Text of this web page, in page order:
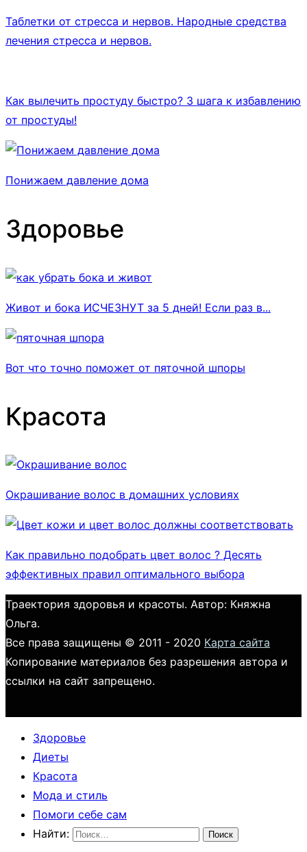
Таблетки от стресса и нервов. Народные средства
лечения стресса и нервов.
Как вылечить простуду быстро? 3 шага к избавлению
от простуды!
Понижаем давление дома
Здоровье
Живот и бока ИСЧЕЗНУТ за 5 дней! Если раз в...
Вот что точно поможет от пяточной шпоры
Красота
Окрашивание волос в домашних условиях
Как правильно подобрать цвет волос ? Десять
эффективных правил оптимального выбора
Траектория здоровья и красоты. Автор: Княжна
Ольга.
Все права защищены © 2011 - 2020 Карта сайта
Копирование материалов без разрешения автора и
ссылки на сайт запрещено.
Здоровье
Диеты
Красота
Мода и стиль
Помоги себе сам
Найти: